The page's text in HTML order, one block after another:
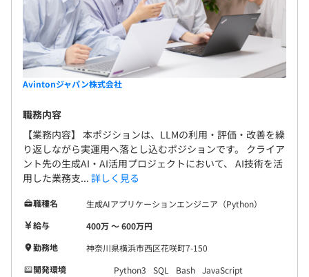
Avintonジャパン株式会社
職務内容
【業務内容】 本ポジションは、LLMの利用・評価・改善を繰
り返しながら実運用へ落とし込むポジションです。 クライア
ント先の生成AI・AI活用プロジェクトにおいて、 AI技術を活
用した業務支... 詳しく見る
職種名
生成AIアプリケーションエンジニア（Python）
給与
400万 〜 600万円
勤務地
神奈川県横浜市西区花咲町7-150
開発環境
Python3 SQL Bash JavaScript